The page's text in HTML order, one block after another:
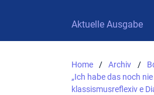
Aktuelle Ausgabe
Home / Archiv /
„Ich habe das noch
klassismusreflexiv e